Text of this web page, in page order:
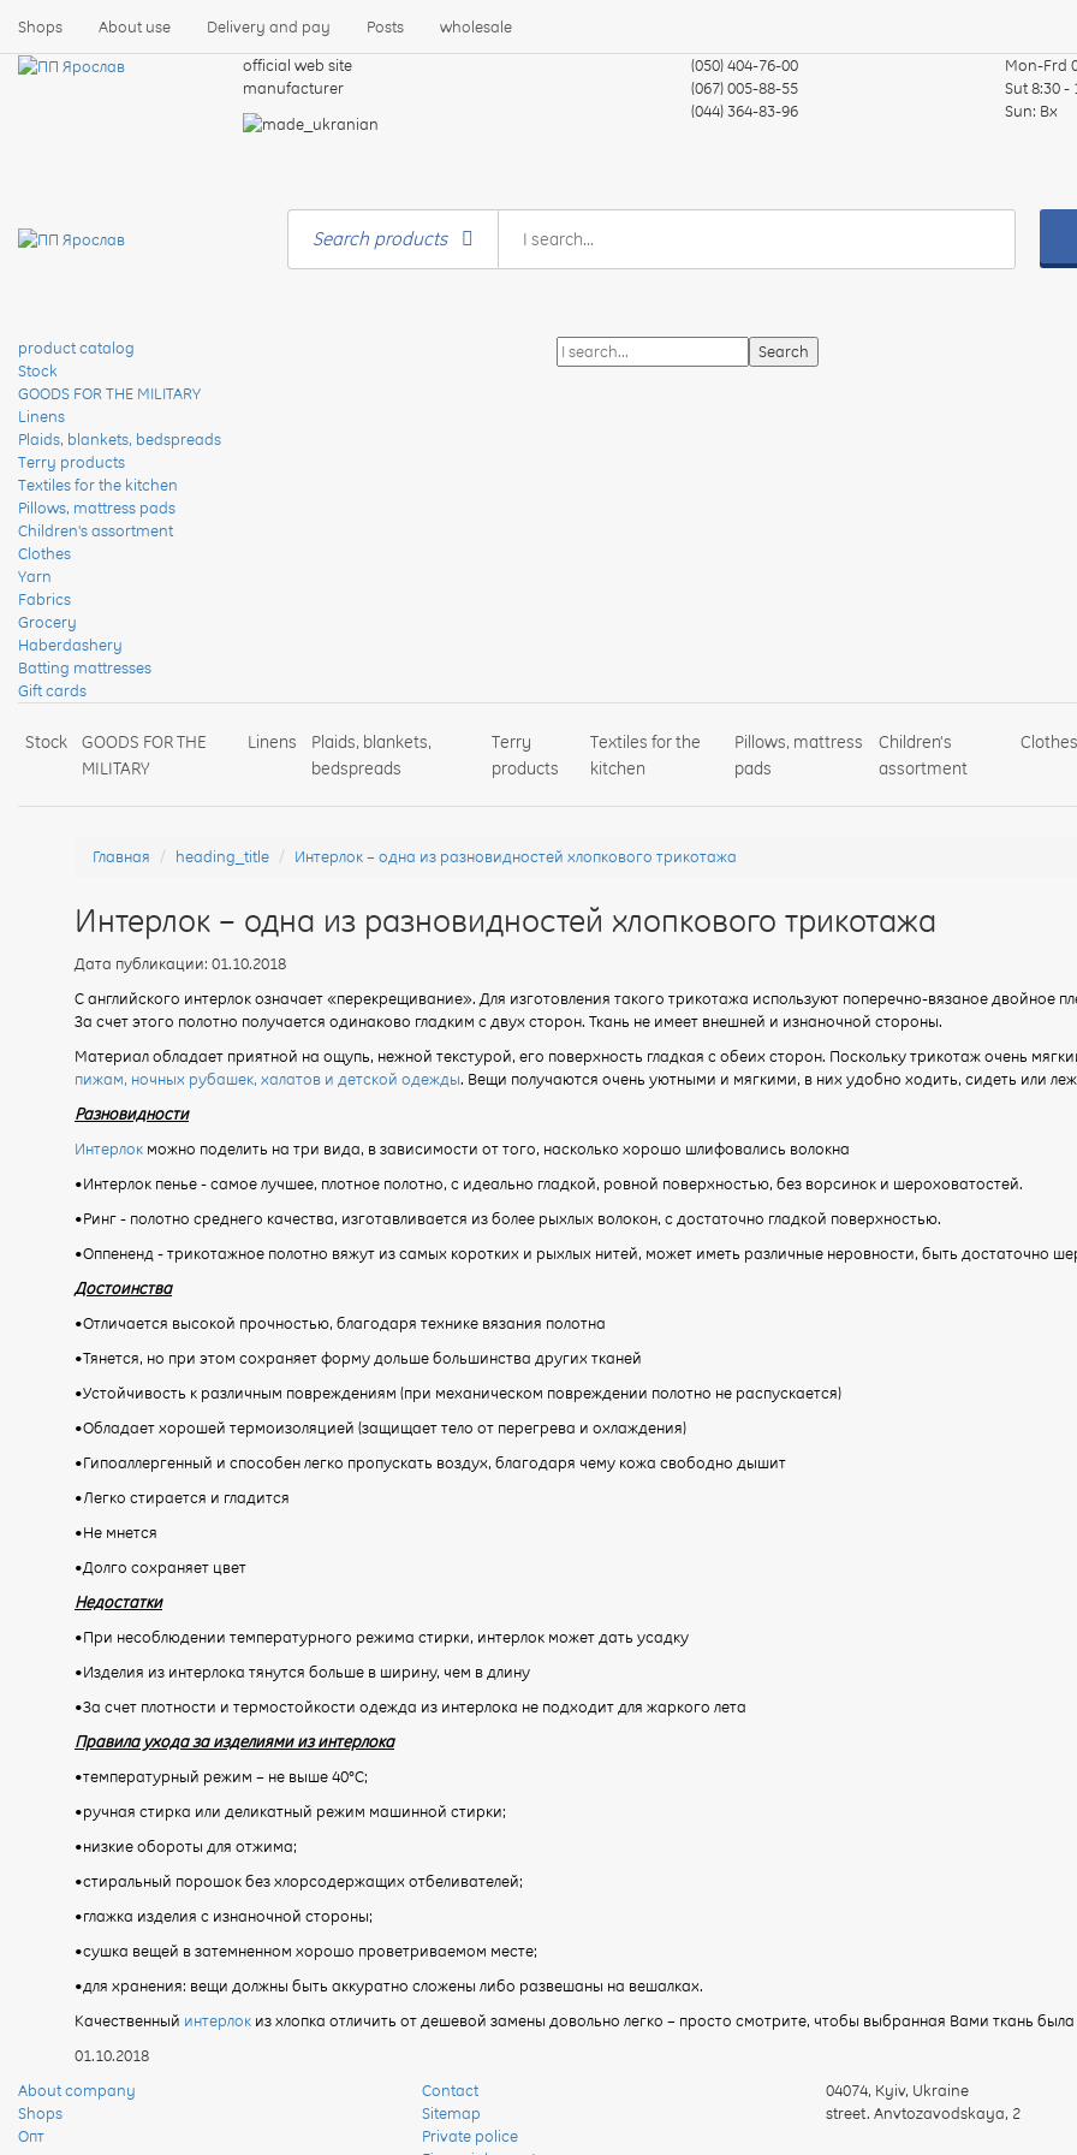
Shops About use Delivery and pay Posts wholesale
official web site
manufacturer
(050) 404-76-00
(067) 005-88-55
(044) 364-83-96
Mon-Frd
Sut8:30 -
Sun: Вх
Search products
product catalog
Stock
GOODS FOR THE MILITARY
Linens
Plaids, blankets, bedspreads
Terry products
Textiles for the kitchen
Pillows, mattress pads
Children's assortment
Clothes
Yarn
Fabrics
Grocery
Haberdashery
Batting mattresses
Gift cards
Stock
GOODS FOR THE
MILITARY
Linens
Plaids, blankets,
bedspreads
Terry
products
Textiles for the
kitchen
Pillows, mattress
pads
Children's
assortment
Clothes
Главная heading_title Интерлок – одна из разновидностей хлопкового трикотажа
Интерлок – одна из разновидностей хлопкового трикотажа
Дата публикации: 01.10.2018
С английского интерлок означает «перекрещивание». Для изготовления такого трикотажа используют поперечно-вязаное двойное
За счет этого полотно получается одинаково гладким с двух сторон. Ткань не имеет внешней и изнаночной стороны.
Материал обладает приятной на ощупь, нежной текстурой, его поверхность гладкая с обеих сторон. Поскольку трикотаж очень
пижам, ночных рубашек, халатов и детской одежды. Вещи получаются очень уютными и мягкими, в них удобно ходить, сидеть или
Разновидности
Интерлок можно поделить на три вида, в зависимости от того, насколько хорошо шлифовались волокна
•Интерлок пенье - самое лучшее, плотное полотно, с идеально гладкой, ровной поверхностью, без ворсинок и шероховатостей.
•Ринг - полотно среднего качества, изготавливается из более рыхлых волокон, с достаточно гладкой поверхностью.
•Оппененд - трикотажное полотно вяжут из самых коротких и рыхлых нитей, может иметь различные неровности, быть достаточно
Достоинства
•Отличается высокой прочностью, благодаря технике вязания полотна
•Тянется, но при этом сохраняет форму дольше большинства других тканей
•Устойчивость к различным повреждениям (при механическом повреждении полотно не распускается)
•Обладает хорошей термоизоляцией (защищает тело от перегрева и охлаждения)
•Гипоаллергенный и способен легко пропускать воздух, благодаря чему кожа свободно дышит
•Легко стирается и гладится
•Не мнется
•Долго сохраняет цвет
Недостатки
•При несоблюдении температурного режима стирки, интерлок может дать усадку
•Изделия из интерлока тянутся больше в ширину, чем в длину
•За счет плотности и термостойкости одежда из интерлока не подходит для жаркого лета
Правила ухода за изделиями из интерлока
•температурный режим – не выше 40°С;
•ручная стирка или деликатный режим машинной стирки;
•низкие обороты для отжима;
•стиральный порошок без хлорсодержащих отбеливателей;
•глажка изделия с изнаночной стороны;
•сушка вещей в затемненном хорошо проветриваемом месте;
•для хранения: вещи должны быть аккуратно сложены либо развешаны на вешалках.​
Качественный интерлок из хлопка отличить от дешевой замены довольно легко – просто смотрите, чтобы выбранная Вами ткань
01.10.2018
About company
Shops
Опт
Contact
Sitemap
Private police
04074, Kyiv, Ukraine
street. Anvtozavodskaya, 2